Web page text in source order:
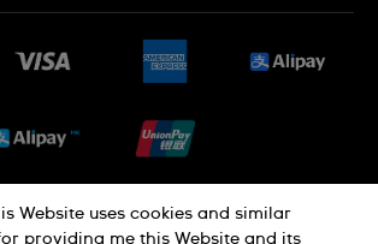
Website uses cookies and similar
providing me this Website and its